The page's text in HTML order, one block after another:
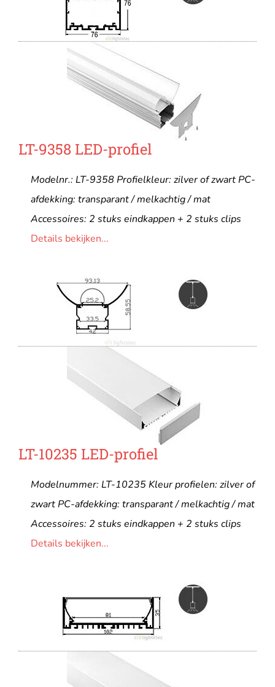
LT-9358 LED-profiel
Modelnr.: LT-9358 Profielkleur: zilver of zwart PC-
afdekking: transparant / melkachtig / mat
Accessoires: 2 stuks eindkappen + 2 stuks clips
Details bekijken...
LT-10235 LED-profiel
Modelnummer: LT-10235 Kleur profielen: zilver of
zwart PC-afdekking: transparant / melkachtig / mat
Accessoires: 2 stuks eindkappen + 2 stuks clips
Details bekijken...